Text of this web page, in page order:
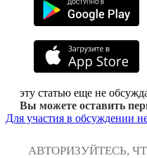
эту статью еще не
Вы можете оставить
Для участия в обсуждении
АВТОРИЗУЙТЕСЬ,